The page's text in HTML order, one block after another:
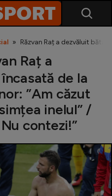
Răzvan Raț a dezvăluit
Raț a
de la
”Am căzut
inelul” /
contezi!”